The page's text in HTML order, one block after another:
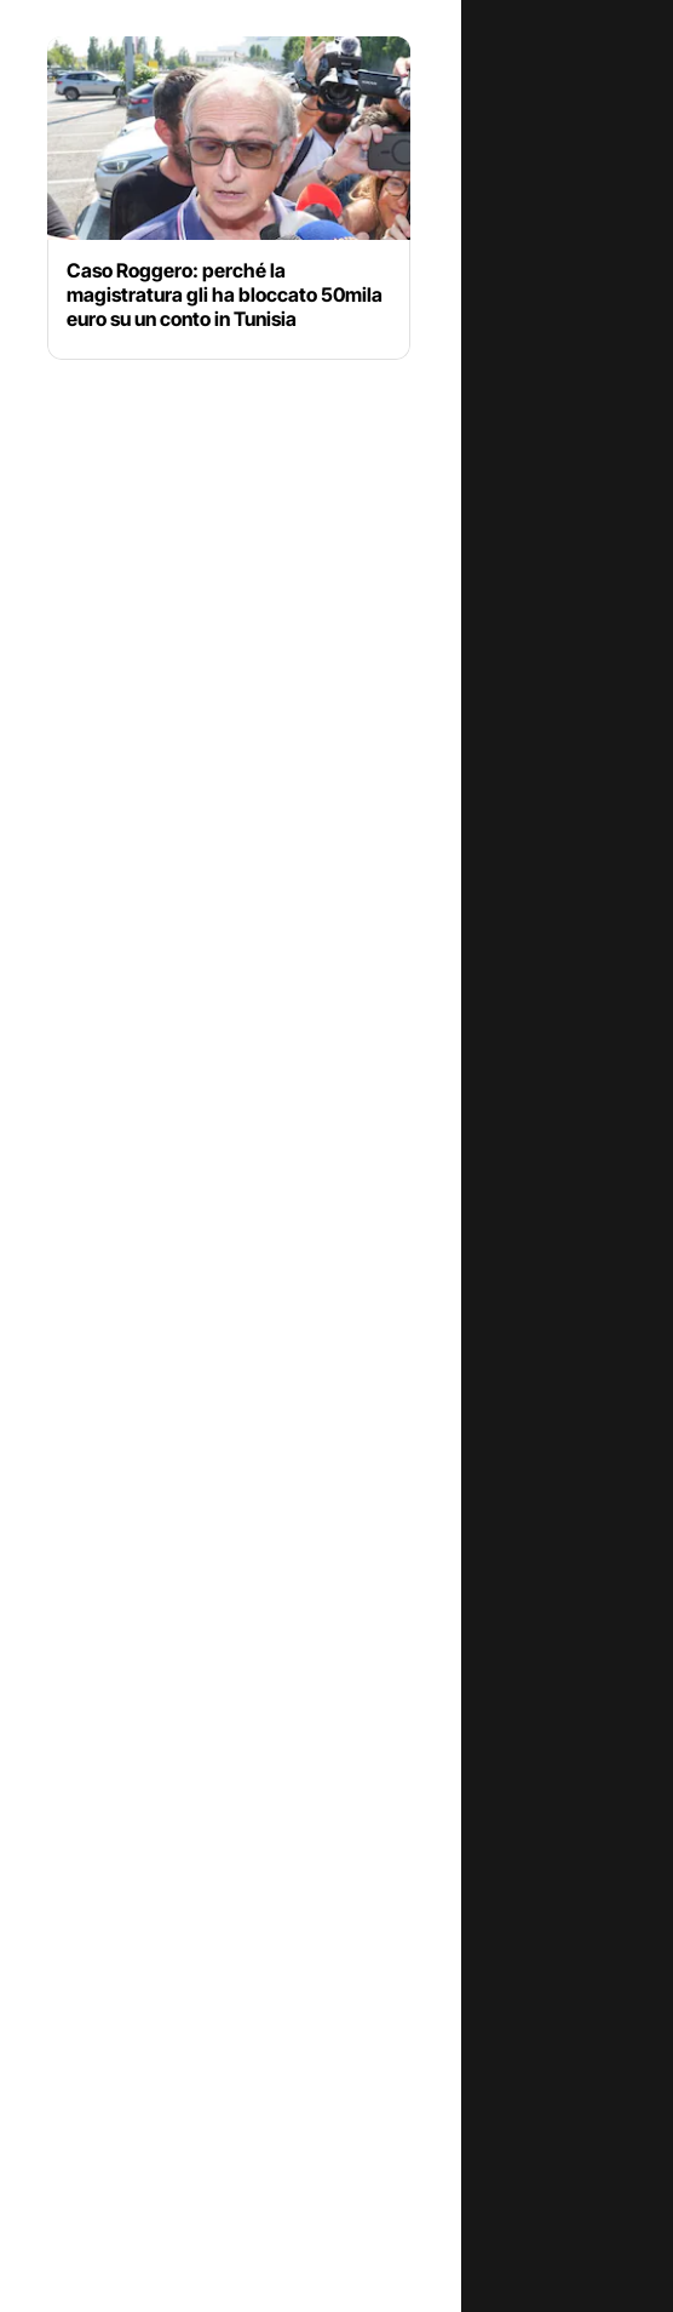
Caso Roggero: perché la
magistratura gli ha bloccato 50mila
euro su un conto in Tunisia